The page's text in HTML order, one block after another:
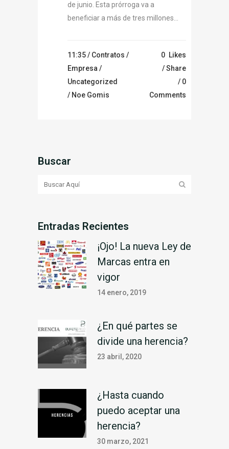
de junio. Esta prórroga va a
beneficiar a más de tres millones...
11:35 / Contratos /
Empresa/
Uncategorized
/ Noe Gomis
0 Likes
Share
0
Comments
Buscar
Entradas Recientes
¡Ojo! La nueva Ley de
Marcas entra en
vigor
14 enero, 2019
¿En qué partes se
divide una herencia?
23 abril, 2020
¿Hasta cuando
puedo aceptar una
herencia?
30 marzo, 2021